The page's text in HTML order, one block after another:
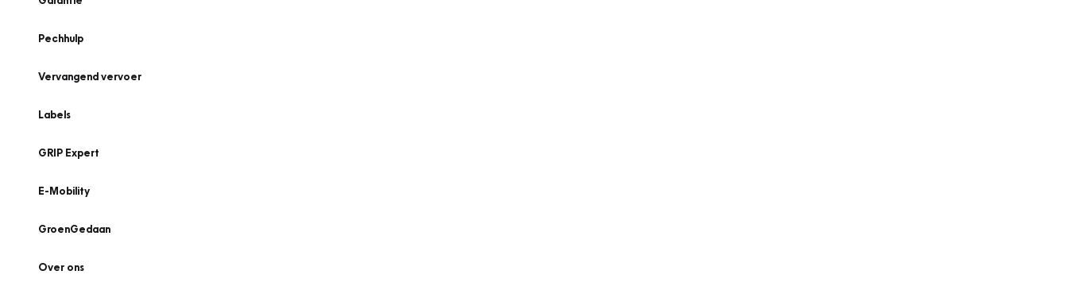
Pechhulp
Vervangend vervoer
Labels
GRIP Expert
E-Mobility
GroenGedaan
Over ons